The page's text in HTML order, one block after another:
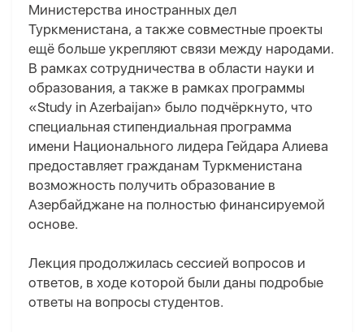
Министерства иностранных дел
Туркменистана, а также совместные проекты
ещё больше укрепляют связи между народами.
В рамках сотрудничества в области науки и
образования, а также в рамках программы
«Study in Azerbaijan» было подчёркнуто, что
специальная стипендиальная программа
имени Национального лидера Гейдара Алиева
предоставляет гражданам Туркменистана
возможность получить образование в
Азербайджане на полностью финансируемой
основе.
Лекция продолжилась сессией вопросов и
ответов, в ходе которой были даны подробые
ответы на вопросы студентов.